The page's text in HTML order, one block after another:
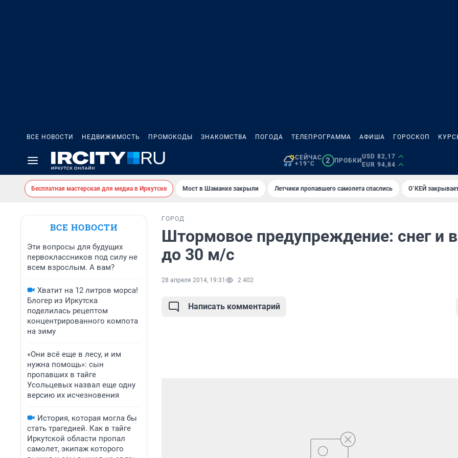
ВСЕ НОВОСТИ НЕДВИЖИМОСТЬ ПРОМОКОДЫ ЗНАКОМСТВА ПОГОДА ТЕЛЕПРОГРАММА АФИША ГОРОСКОП
СЕЙЧАС
+19°C
2 ПРОБКИ
USD 82,17
EUR 94,84
Бесплатная мастерская для медиа в Иркутске Мост в Шаманке закрыли Летчики пропавшего самолета спаслись О`КЕЙ
ВСЕ НОВОСТИ
Эти вопросы для будущих
первоклассников под силу не
всем взрослым. А вам?
Хватит на 12 литров морса!
Блогер из Иркутска
поделилась рецептом
концентрированного компота
на зиму
«Они всё еще в лесу, и им
нужна помощь»: сын
пропавших в тайге
Усольцевых назвал еще одну
версию их исчезновения
История, которая могла бы
стать трагедией. Как в тайге
Иркутской области пропал
самолет, экипаж которого
ГОРОД
Штормовое предупреждение: снег и
до 30 м/с
28 апреля 2014, 19:31 2 402
Написать комментарий